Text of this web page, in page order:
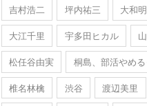
吉村浩二
坪内祐三
大和明
大江千里
宇多田ヒカル
松任谷由実
桐島、部活やめる
椎名林檎
渋谷
渡辺美里